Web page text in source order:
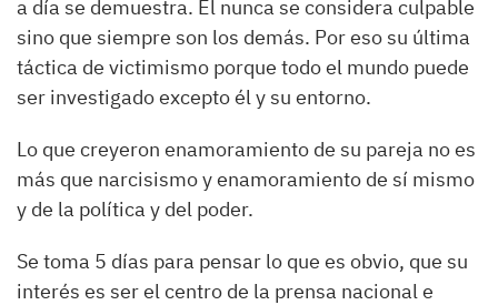
a día se demuestra. Él nunca se considera culpable
sino que siempre son los demás. Por eso su última
táctica de victimismo porque todo el mundo puede
ser investigado excepto él y su entorno.
Lo que creyeron enamoramiento de su pareja no es
más que narcisismo y enamoramiento de sí mismo
y de la política y del poder.
Se toma 5 días para pensar lo que es obvio, que su
interés es ser el centro de la prensa nacional e